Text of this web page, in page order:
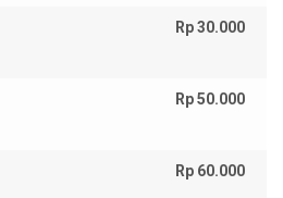
Rp 30.000
Rp 50.000
Rp 60.000